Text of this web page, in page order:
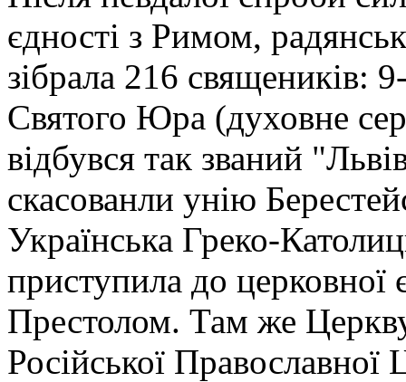
єдності з Римом,
зібрала 216 священиків:
Святого Юра (духовне
відбувся так званий
скасованли унію
Українська Греко-
приступила до
Престолом. Там же
Російської Православної